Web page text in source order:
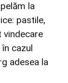
la
pastile,
vindecare
cazul
adesea la